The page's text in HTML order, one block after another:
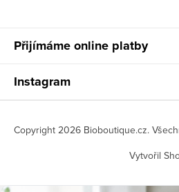
Přijímáme online platby
Instagram
Vytvořil
Copyright 2026 Bioboutique.cz.